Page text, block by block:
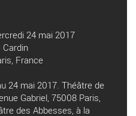
24 mai 2017
Cardin
France
24 mai 2017. Théâtre de
Gabriel, 75008 Paris,
des Abbesses, à la